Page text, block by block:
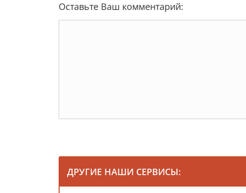
Оставьте Ваш комментарий:
ДРУГИЕ НАШИ СЕРВИСЫ: